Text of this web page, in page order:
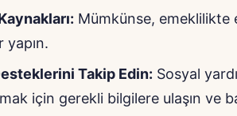
Mümkünse, emeklilikte
yapın.
Takip Edin: Sosyal
için gerekli bilgilere ulaşın ve